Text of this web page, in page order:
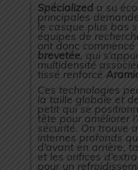
Spécialized a su
principales
le casque plus bas
équipes de
ont donc
brevetée, qui
multidensité
tissé renforcé
Ces technologies
la taille globale et
petit qui se
tête pour améliorer
sécurité. On trouve
internes profonds
d’avant en arrière,
et les orifices
pour un